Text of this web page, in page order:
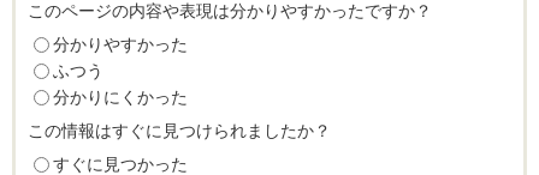
このページの内容や表現は分かりやすかったですか？
分かりやすかった
ふつう
分かりにくかった
この情報はすぐに見つけられましたか？
すぐに見つかった